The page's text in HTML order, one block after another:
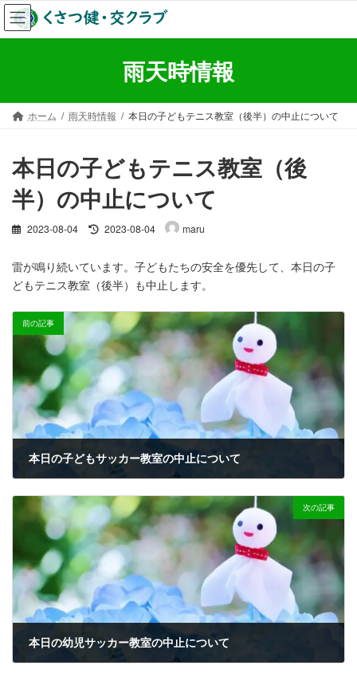
コ
ン
テ
ス
ナ
ビ
ゲ
ン
雨天時情報
ホーム 雨天時情報 本日の子どもテニス教室（後半）の中止について
本日の子どもテニス教室（後
半）の中止について
2023-08-04
最
新
日
:
2023-08-04 maru
雷が鳴り続いています。子どもたちの安全を優先して、本日の子
どもテニス教室（後半）も中止します。
前の記事
本日の子どもサッカー教室の中止について
次の記事
本日の幼児サッカー教室の中止について